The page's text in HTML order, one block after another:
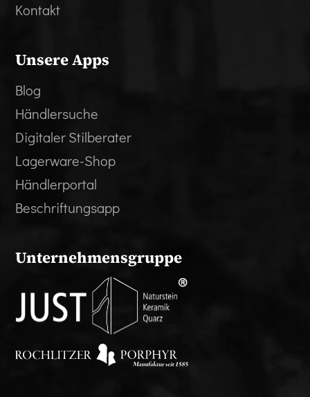
Kontakt
Unsere Apps
Blog
Händlersuche
Digitaler Stilberater
Lagerware-Shop
Händlerportal
Beschriftungsapp
Unternehmensgruppe